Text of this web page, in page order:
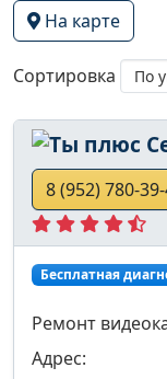
На карте
Сортировка
8 (952) 780-
Бесплатная
Ремонт
Адрес: